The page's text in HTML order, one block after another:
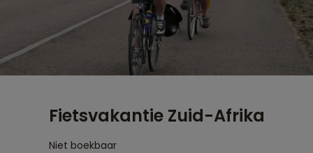
Fietsvakantie Zuid-Afrika
Niet boekbaar